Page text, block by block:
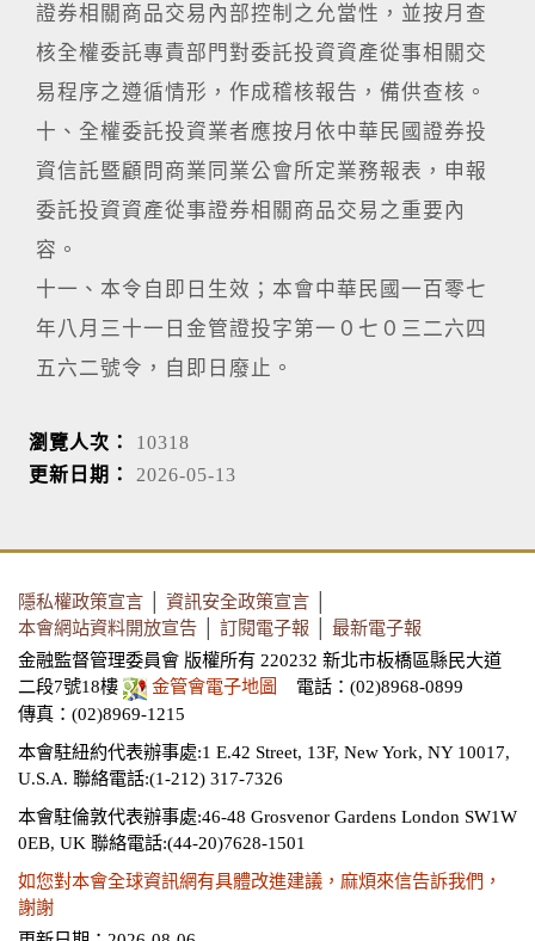
證券相關商品交易內部控制之允當性，並按月查
核全權委託專責部門對委託投資資產從事相關交
易程序之遵循情形，作成稽核報告，備供查核。
十、全權委託投資業者應按月依中華民國證券投
資信託暨顧問商業同業公會所定業務報表，申報
委託投資資產從事證券相關商品交易之重要內
容。
十一、本令自即日生效；本會中華民國一百零七
年八月三十一日金管證投字第一０七０三二六四
五六二號令，自即日廢止。
瀏覽人次： 10318
更新日期： 2026-05-13
隱私權政策宣言 資訊安全政策宣言
本會網站資料開放宣告
訂閱電子報
最新電子報
金融監督管理委員會 版權所有 220232 新北市板橋區縣民大道
二段7號18樓
金管會電子地圖
電話：(02)8968-0899
傳真：(02)8969-1215
本會駐紐約代表辦事處:1 E.42 Street, 13F, New York, NY 10017,
U.S.A. 聯絡電話:(1-212) 317-7326
本會駐倫敦代表辦事處:46-48 Grosvenor Gardens London SW1W
0EB, UK 聯絡電話:(44-20)7628-1501
如您對本會全球資訊網有具體改進建議，麻煩來信告訴我們，
謝謝